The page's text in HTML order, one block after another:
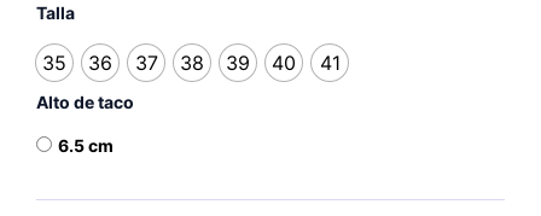
Talla
35 36 37 38 39 40 41
Alto de taco
6.5 cm